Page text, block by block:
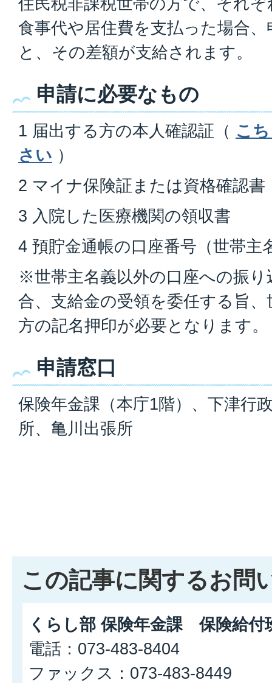
食事代や居住費を支払った場合
と、その差額が支給されます。
申請に必要なもの
1 届出する方の本人確認証（ こ
さい ）
2 マイナ保険証または資格確認書
3 入院した医療機関の領収書
4 預貯金通帳の口座番号（世帯主
※世帯主名義以外の口座への振
合、支給金の受領を委任する旨
方の記名押印が必要となります。
申請窓口
保険年金課（本庁1階）、下津行
所、亀川出張所
この記事に関するお問
くらし部 保険年金課 保険給付
電話：073-483-8404
ファックス：073-483-8449